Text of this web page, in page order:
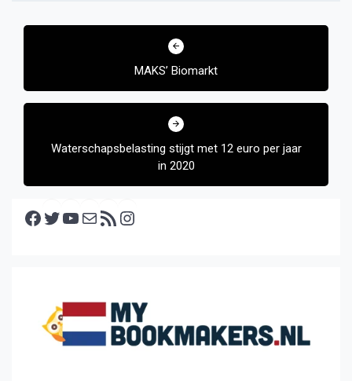
Bericht
MAKS’ Biomarkt
Waterschapsbelasting stijgt met 12 euro per jaar
in 2020
Facebook Twitter YouTube E-mail RSS feed